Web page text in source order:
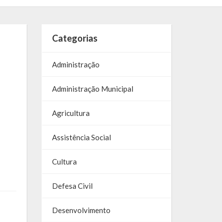
Categorias
Administração
Administração Municipal
Agricultura
Assistência Social
Cultura
Defesa Civil
Desenvolvimento